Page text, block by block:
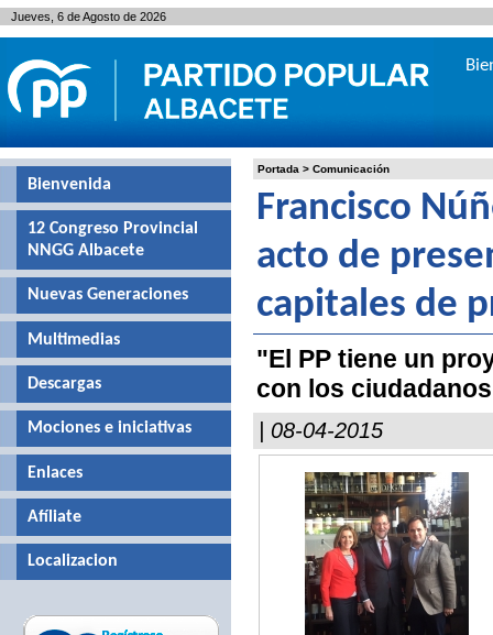
Portada > Comunicación
Francisco
acto de
capitales de
"El PP tiene un
con los
| 08-04-2015
Bienvenida
12 Congreso Provincial
NNGG Albacete
Nuevas Generaciones
Multimedias
Descargas
Mociones e iniciativas
Enlaces
Afíliate
Localizacion
Jueves, 6 de Agosto de 2026